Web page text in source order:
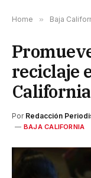
Home » Baja
reciclaje
California
Por Redacción
BAJA CALIFORNIA